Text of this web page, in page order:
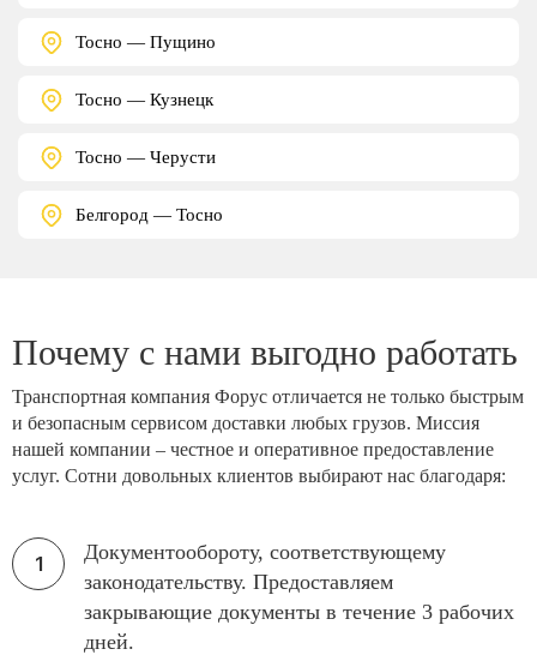
Тосно — Пущино
Тосно — Кузнецк
Тосно — Черусти
Белгород — Тосно
Почему с нами выгодно работать
Транспортная компания Форус отличается не только быстрым
и безопасным сервисом доставки любых грузов. Миссия
нашей компании – честное и оперативное предоставление
услуг. Сотни довольных клиентов выбирают нас благодаря:
Документообороту, соответствующему
законодательству. Предоставляем
закрывающие документы в течение 3 рабочих
дней.